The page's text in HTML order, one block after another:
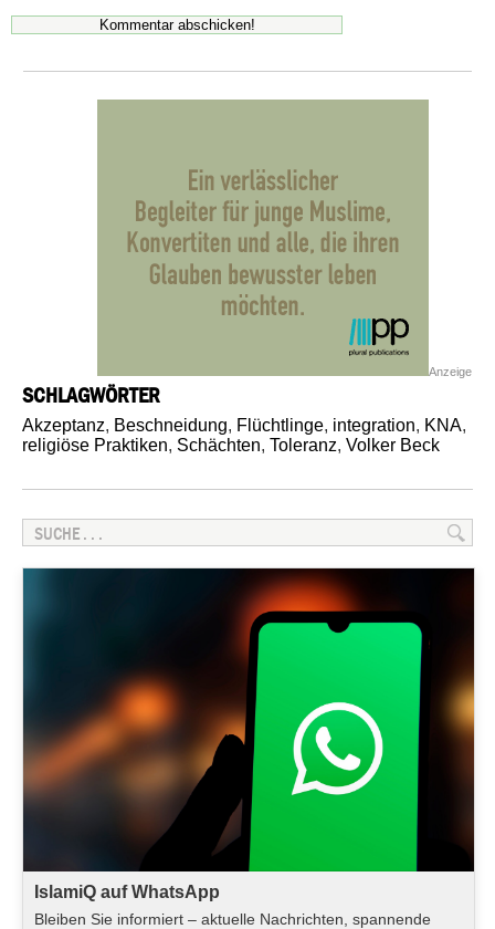
Anzeige
SCHLAGWÖRTER
Akzeptanz, Beschneidung, Flüchtlinge, integration, KNA,
religiöse Praktiken, Schächten, Toleranz, Volker Beck
IslamiQ auf WhatsApp
Bleiben Sie informiert – aktuelle Nachrichten, spannende